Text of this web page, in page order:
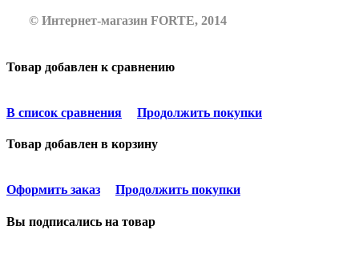
© Интернет-магазин FORTE, 2014
Товар добавлен к сравнению
В список сравнения Продолжить покупки
Товар добавлен в корзину
Оформить заказ Продолжить покупки
Вы подписались на товар